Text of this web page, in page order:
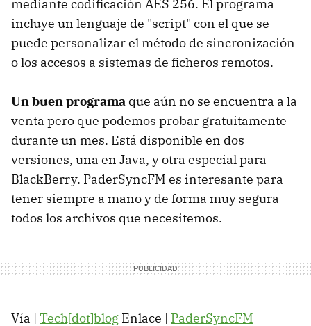
mediante codificación AES 256. El programa
incluye un lenguaje de "script" con el que se
puede personalizar el método de sincronización
o los accesos a sistemas de ficheros remotos.
Un buen programa que aún no se encuentra a la
venta pero que podemos probar gratuitamente
durante un mes. Está disponible en dos
versiones, una en Java, y otra especial para
BlackBerry. PaderSyncFM es interesante para
tener siempre a mano y de forma muy segura
todos los archivos que necesitemos.
Vía | Tech[dot]blog Enlace | PaderSyncFM